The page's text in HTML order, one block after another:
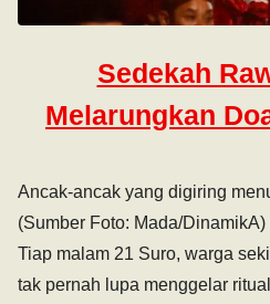
Sedekah
Melarungkan
Ancak-ancak yang digiring
(Sumber Foto: Mada/
Tiap malam 21 Suro, warga
tak pernah lupa menggelar